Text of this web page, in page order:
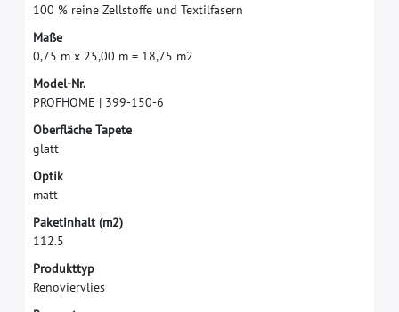
100 % reine Zellstoffe und Textilfasern
Maße
0,75 m x 25,00 m = 18,75 m2
Model-Nr.
PROFHOME | 399-150-6
Oberfäche Tapete
glatt
Optik
matt
Paketinhalt (m2)
112.5
Produkttyp
Renoviervlies